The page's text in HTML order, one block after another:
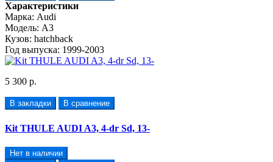
Характеристики
Марка: Audi
Модель: A3
Кузов: hatchback
Год выпуска: 1999-2003
5 300 р.
В закладки В сравнение
Kit THULE AUDI A3, 4-dr Sd, 13-
Нет в наличии